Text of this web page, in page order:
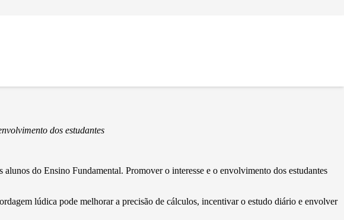
dos estudantes
do Ensino Fundamental. Promover o interesse e o envolvimento dos estudantes
lúdica pode melhorar a precisão de cálculos, incentivar o estudo diário e envolver